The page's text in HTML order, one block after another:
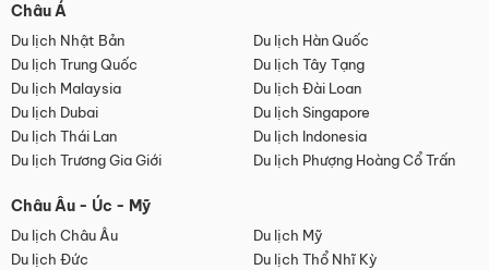
Châu Á
Du lịch Nhật Bản
Du lịch Hàn Quốc
Du lịch Trung Quốc
Du lịch Tây Tạng
Du lịch Malaysia
Du lịch Đài Loan
Du lịch Dubai
Du lịch Singapore
Du lịch Thái Lan
Du lịch Indonesia
Du lịch Trương Gia Giới
Du lịch Phượng Hoàng Cổ Trấn
Châu Âu - Úc - Mỹ
Du lịch Châu Âu
Du lịch Mỹ
Du lịch Đức
Du lịch Thổ Nhĩ Kỳ